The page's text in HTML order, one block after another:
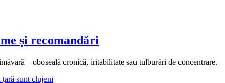
și recomandări
– oboseală cronică, iritabilitate sau tulburări de concentrare.